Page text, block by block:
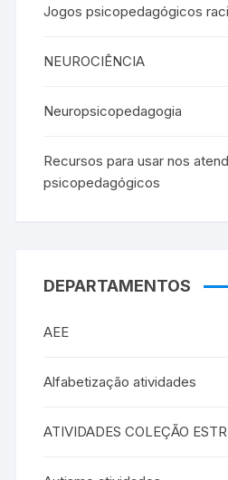
Jogos psicopedagógicos
NEUROCIÊNCIA
Neuropsicopedagogia
Recursos para usar nos
psicopedagógicos
DEPARTAMENTOS
AEE
Alfabetização atividades
ATIVIDADES COLEÇÃO